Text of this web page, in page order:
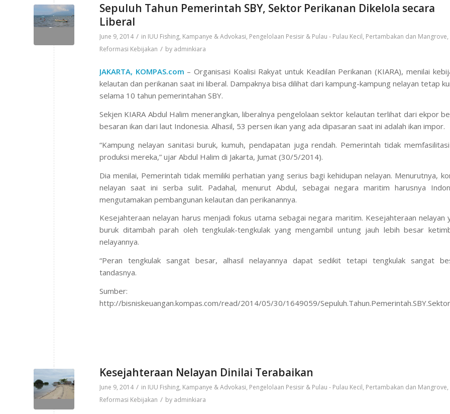
Sepuluh Tahun Pemerintah SBY, Sektor Perikanan Dikelola secara
Liberal
June 9, 2014 / in IUU Fishing, Kampanye & Advokasi, Pengelolaan Pesisir & Pulau - Pulau Kecil, Pertambakan dan Mangrove,
Reformasi Kebijakan / by adminkiara
JAKARTA, KOMPAS.com – Organisasi Koalisi Rakyat untuk Keadilan Perikanan (KIARA), menilai
kelautan dan perikanan saat ini liberal. Dampaknya bisa dilihat dari kampung-kampung nelayan tetap
selama 10 tahun pemerintahan SBY.
Sekjen KIARA Abdul Halim menerangkan, liberalnya pengelolaan sektor kelautan terlihat dari ekpor
besaran ikan dari laut Indonesia. Alhasil, 53 persen ikan yang ada dipasaran saat ini adalah ikan impor.
“Kampung nelayan sanitasi buruk, kumuh, pendapatan juga rendah. Pemerintah tidak
produksi mereka,” ujar Abdul Halim di Jakarta, Jumat (30/5/2014).
Dia menilai, Pemerintah tidak memiliki perhatian yang serius bagi kehidupan nelayan. Menurutnya,
nelayan saat ini serba sulit. Padahal, menurut Abdul, sebagai negara maritim harusnya
mengutamakan pembangunan kelautan dan perikanannya.
Kesejahteraan nelayan harus menjadi fokus utama sebagai negara maritim. Kesejahteraan nelayan
buruk ditambah parah oleh tengkulak-tengkulak yang mengambil untung jauh lebih besar
nelayannya.
“Peran tengkulak sangat besar, alhasil nelayannya dapat sedikit tetapi tengkulak sangat
tandasnya.
Sumber:
http://bisniskeuangan.kompas.com/read/2014/05/30/1649059/
Kesejahteraan Nelayan Dinilai Terabaikan
June 9, 2014 / in IUU Fishing, Kampanye & Advokasi, Pengelolaan Pesisir & Pulau - Pulau Kecil, Pertambakan dan Mangrove,
Reformasi Kebijakan / by adminkiara